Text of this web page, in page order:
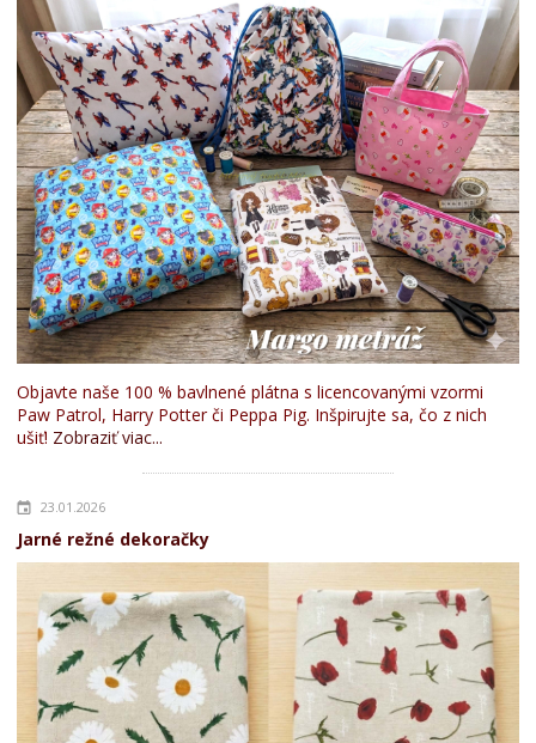
Objavte naše 100 % bavlnené plátna s licencovanými vzormi
Paw Patrol, Harry Potter či Peppa Pig. Inšpirujte sa, čo z nich
ušiť! Zobraziť viac...
23.01.2026
Jarné režné dekoračky